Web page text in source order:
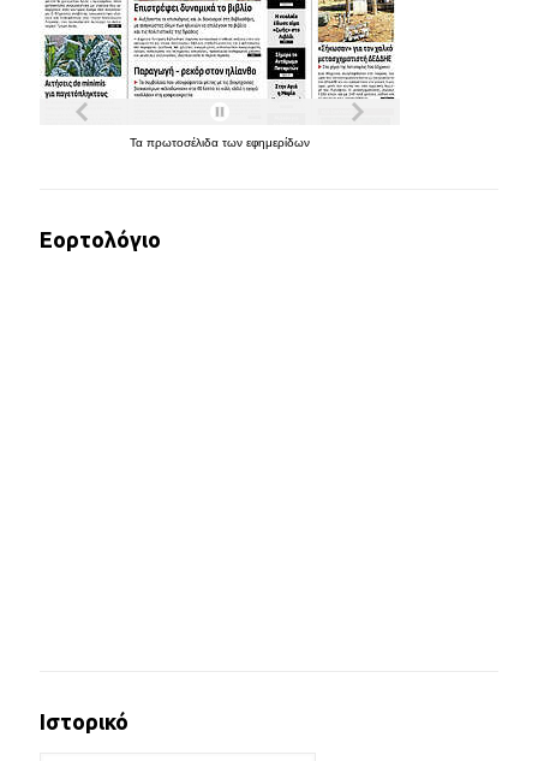
Τα πρωτοσέλιδα των εφημερίδων
Εορτολόγιο
Ιστορικό